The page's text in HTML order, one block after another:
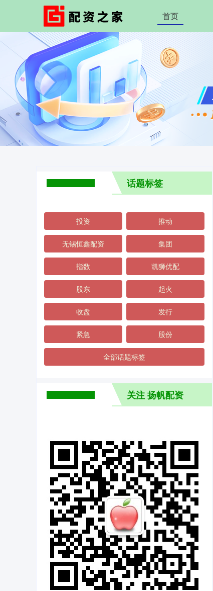
首页
话题标签
投资 推动
无锡恒鑫配资 集团
指数 凯狮优配
股东 起火
收盘 发行
紧急 股份
全部话题标签
关注 扬帆配资